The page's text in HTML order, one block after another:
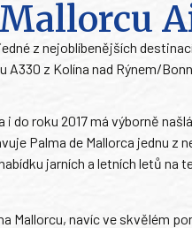
z nejoblíbenějších
z Kolína nad Rýnem/
do roku 2017 má výborně
Palma de Mallorca jednu z
jarních a letních letů na
Mallorcu, navíc ve skvělém